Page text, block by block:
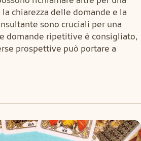
chiarezza delle domande e la
sono cruciali per una
domande ripetitive è consigliato,
prospettive può portare a